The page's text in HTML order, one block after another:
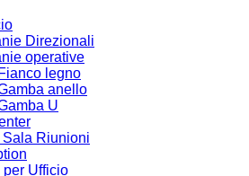
Direzionali
operative
Fianco legno
anello
U
Sala Riunioni
per Ufficio